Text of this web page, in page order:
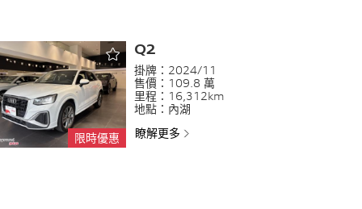
限時優惠
Q2
掛牌： 2024/11
售價： 109.8 萬
里程： 16,312km
地點： 內湖
瞭解更多